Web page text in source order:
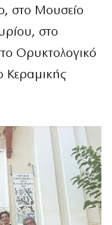
στο Μουσείο
στο
Ορυκτολογικό
Κεραμικής